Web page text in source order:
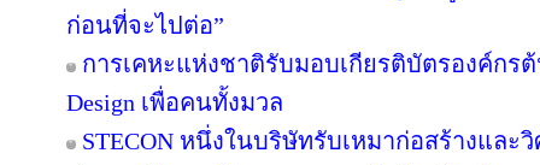
ก่อนที่จะไปต่อ”
การเคหะแห่งชาติรับมอบเกียรติบัตรองค์กร
Design เพื่อคนทั้งมวล
STECON หนึ่งในบริษัทรับเหมาก่อสร้างแล